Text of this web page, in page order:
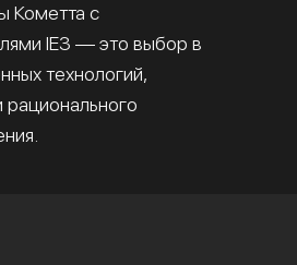
Кометта с
IE3 — это выбор в
технологий,
рационального